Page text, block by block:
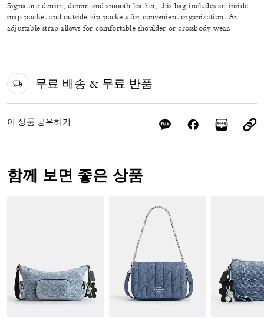
Signature denim, denim and smooth leather, this bag includes an inside
snap pocket and outside zip pockets for convenient organization. An
adjustable strap allows for comfortable shoulder or crossbody wear.
무료 배송 & 무료 반품
이 상품 공유하기
함께 보면 좋은 상품